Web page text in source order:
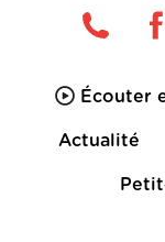
Écouter
Actualité